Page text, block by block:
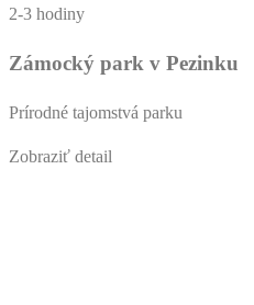
2-3 hodiny
Zámocký park v Pezinku
Prírodné tajomstvá parku
Zobraziť detail